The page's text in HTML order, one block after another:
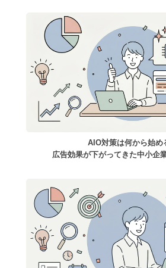
AIO対策は何から始め
広告効果が下がってきた中小企